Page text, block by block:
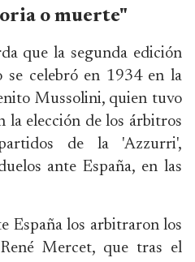
o muerte"
que la segunda edición
celebró en 1934 en la
Mussolini, quien tuvo
la elección de los árbitros
de la 'Azzurri',
ante España, en las
España los arbitraron los
Mercet, que tras el